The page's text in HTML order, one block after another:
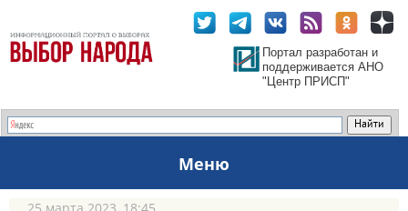
Портал разработан и
поддерживается АНО
"Центр ПРИСП"
Меню